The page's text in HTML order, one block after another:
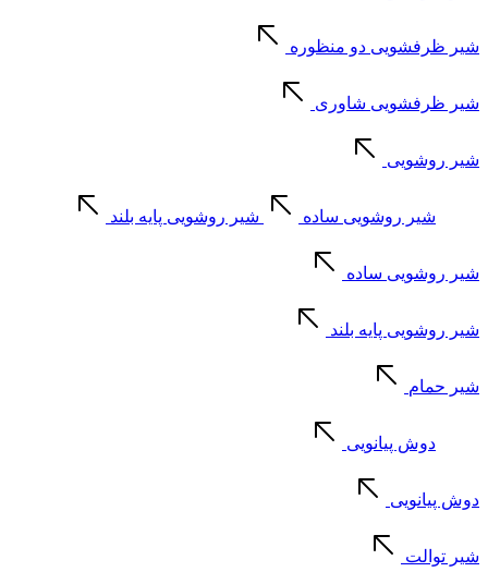
شیر ظرفشویی دو منظوره
شیر ظرفشویی شاوری
شیر روشویی
شیر روشویی ساده شیر روشویی پایه بلند
شیر روشویی ساده
شیر روشویی پایه بلند
شیر حمام
دوش پیانویی
دوش پیانویی
شیر توالت